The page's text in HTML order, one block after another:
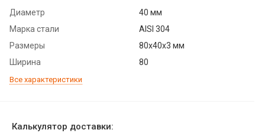
Диаметр
40 мм
Марка стали
AISI 304
Размеры
80х40х3 мм
Ширина
80
Все характеристики
Калькулятор доставки: